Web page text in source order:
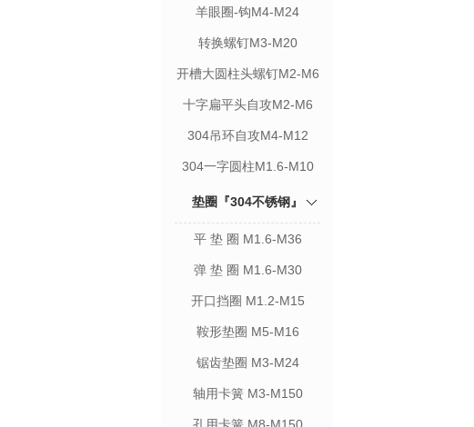
羊眼圈-钩M4-M24
转换螺钉M3-M20
开槽大圆柱头螺钉M2-M6
十字扁平头自攻M2-M6
304吊环自攻M4-M12
304一字圆柱M1.6-M10
垫圈『304不锈钢』
平 垫 圈 M1.6-M36
弹 垫 圈 M1.6-M30
开口挡圈 M1.2-M15
鞍形垫圈 M5-M16
锯齿垫圈 M3-M24
轴用卡簧 M3-M150